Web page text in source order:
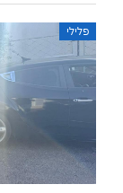
פלילי